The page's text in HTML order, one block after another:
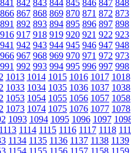
841 842 843 844 845 846 847 848
866 867 868 869 870 871 872 873
891 892 893 894 895 896 897 898
916 917 918 919 920 921 922 923
941 942 943 944 945 946 947 948
966 967 968 969 970 971 972 973
991 992 993 994 995 996 997 998
1013 1014 1015 1016 1017 1018
1033 1034 1035 1036 1037 1038
1053 1054 1055 1056 1057 1058
1073 1074 1075 1076 1077 1078
1093 1094 1095 1096 1097
1113 1114 1115 1116 1117 1118
1134 1135 1136 1137 1138 1139
1154 1155 1156 1157 1158 1159